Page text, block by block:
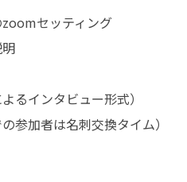
セッティング
るインタビュー形式）
参加者は名刺交換タイム）